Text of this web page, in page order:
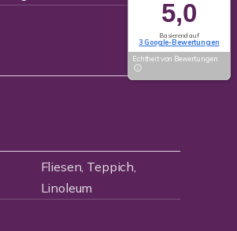
Fliesen, Teppich,
Linoleum
5,0
Basierend auf
3 Google-Bewertungen
Echtheit von Bewertungen